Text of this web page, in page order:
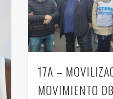
17A –
MOVIMIENTO